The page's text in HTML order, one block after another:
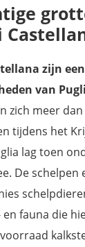
zijn
van
zich meer
tijdens het
lag toen
De schelpen
fauna die